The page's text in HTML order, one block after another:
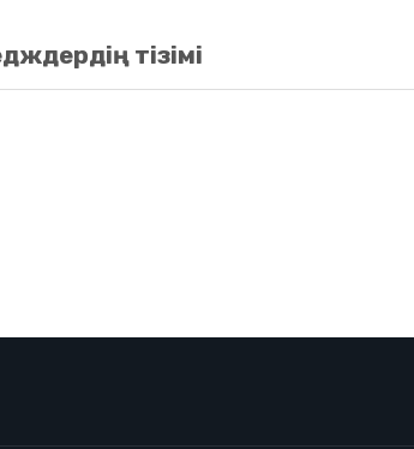
тізімі